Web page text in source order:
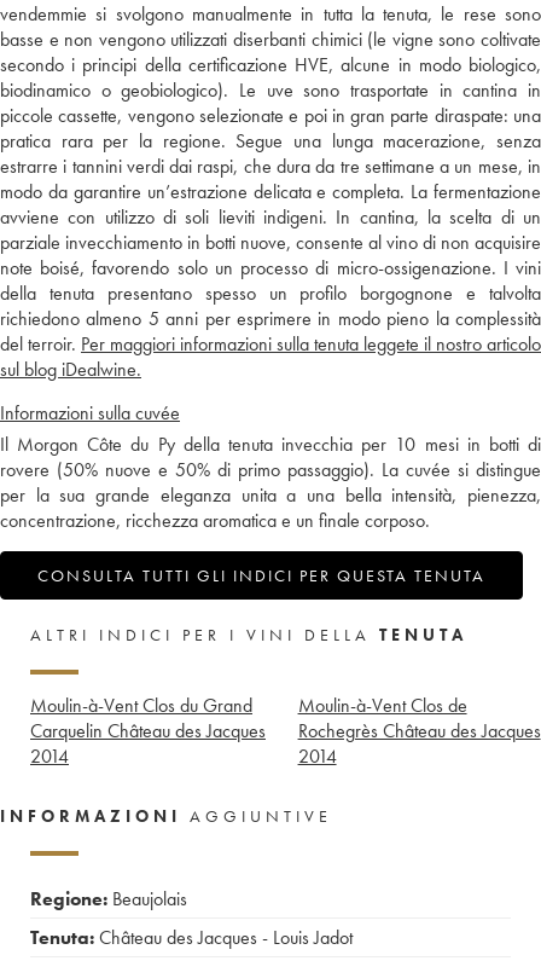
vendemmie si svolgono manualmente in tutta la tenuta, le rese sono
basse e non vengono utilizzati diserbanti chimici (le vigne sono coltivate
secondo i principi della certificazione HVE, alcune in modo biologico,
biodinamico o geobiologico). Le uve sono trasportate in cantina in
piccole cassette, vengono selezionate e poi in gran parte diraspate: una
pratica rara per la regione. Segue una lunga macerazione, senza
estrarre i tannini verdi dai raspi, che dura da tre settimane a un mese, in
modo da garantire un’estrazione delicata e completa. La fermentazione
avviene con utilizzo di soli lieviti indigeni. In cantina, la scelta di un
parziale invecchiamento in botti nuove, consente al vino di non acquisire
note boisé, favorendo solo un processo di micro-ossigenazione. I vini
della tenuta presentano spesso un profilo borgognone e talvolta
richiedono almeno 5 anni per esprimere in modo pieno la complessità
del terroir. Per maggiori informazioni sulla tenuta leggete il nostro articolo
sul blog iDealwine.
Informazioni sulla cuvée
Il Morgon Côte du Py della tenuta invecchia per 10 mesi in botti di
rovere (50% nuove e 50% di primo passaggio). La cuvée si distingue
per la sua grande eleganza unita a una bella intensità, pienezza,
concentrazione, ricchezza aromatica e un finale corposo.
CONSULTA TUTTI GLI INDICI PER QUESTA TENUTA
ALTRI INDICI PER I VINI DELLA TENUTA
Moulin-à-Vent Clos du Grand
Carquelin Château des Jacques
2014
Moulin-à-Vent Clos de
Rochegrès Château des Jacques
2014
INFORMAZIONI AGGIUNTIVE
Regione: Beaujolais
Tenuta:Château des Jacques - Louis Jadot